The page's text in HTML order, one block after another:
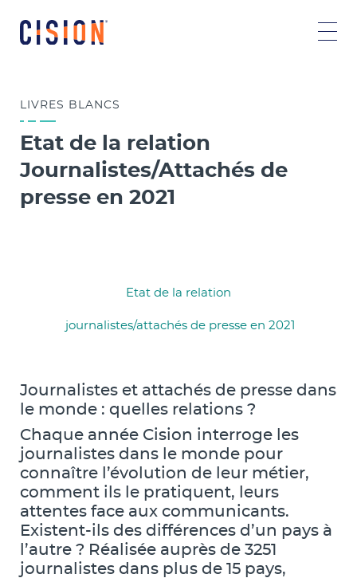
LIVRES BLANCS
Etat de la relation
Journalistes/Attachés de
presse en 2021
Etat de la relation
journalistes/attachés de presse en 2021
Journalistes et attachés de presse dans
le monde : quelles relations ?
Chaque année Cision interroge les
journalistes dans le monde pour
connaître l’évolution de leur métier,
comment ils le pratiquent, leurs
attentes face aux communicants.
Existent-ils des différences d’un pays à
l’autre ? Réalisée auprès de 3251
journalistes dans plus de 15 pays,